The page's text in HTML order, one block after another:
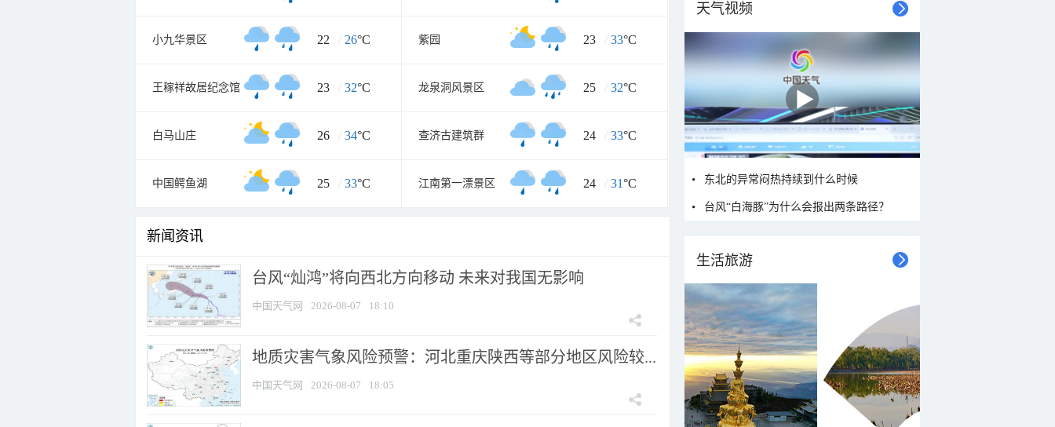
小九华景区 22 / 26°C 紫园 23 / 33°C
王稼祥故居纪念馆 23 / 32°C 龙泉洞风景区 25 / 32°C
白马山庄 26 / 34°C 查济古建筑群 24 / 33°C
中国鳄鱼湖 25 / 33°C 江南第一漂景区 24 / 31°C
新闻资讯
台风“灿鸿”将向西北方向移动 未来对我国无影响
中国天气网 2026-08-07 18:10
地质灾害气象风险预警：河北重庆陕西等部分地区风险较...
中国天气网 2026-08-07 18:05
天气视频
东北的异常闷热持续到什么时候
台风“白海豚”为什么会报出两条路径？
生活旅游